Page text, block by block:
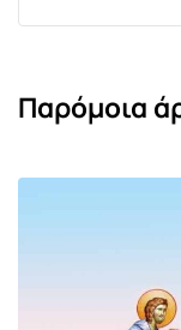
Παρόμοια